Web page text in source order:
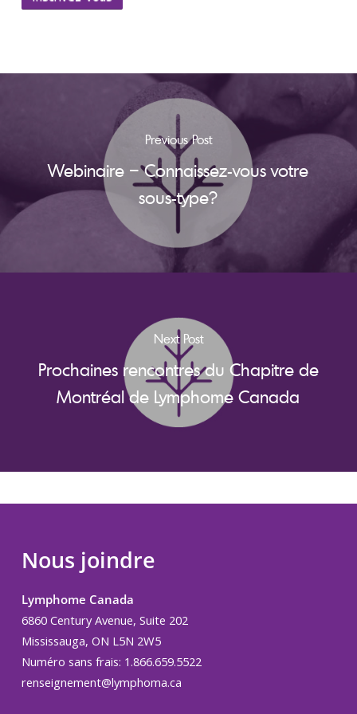
Previous Post
Webinaire – Connaissez-vous votre
sous-type?
Next Post
Prochaines rencontres du Chapitre de
Montréal de Lymphome Canada
Nous joindre
Lymphome Canada
6860 Century Avenue, Suite 202
Mississauga, ON L5N 2W5
Numéro sans frais: 1.866.659.5522
renseignement@lymphoma.ca